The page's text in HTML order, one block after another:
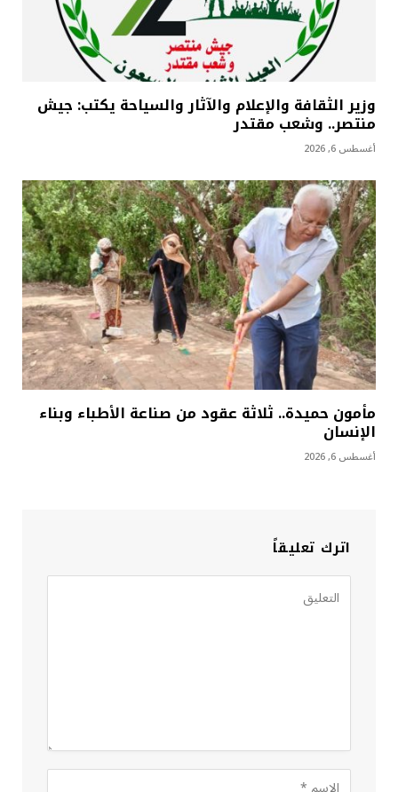
وزير الثقافة والإعلام والآثار والسياحة يكتب: جيش
منتصر.. وشعب مقتدر
أغسطس 6, 2026
مأمون حميدة.. ثلاثة عقود من صناعة الأطباء وبناء
الإنسان
أغسطس 6, 2026
اترك تعليقاً